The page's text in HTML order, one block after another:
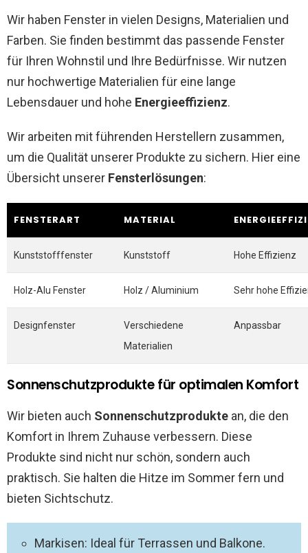
Wir haben Fenster in vielen Designs, Materialien und
Farben. Sie finden bestimmt das passende Fenster
für Ihren Wohnstil und Ihre Bedürfnisse. Wir nutzen
nur hochwertige Materialien für eine lange
Lebensdauer und hohe Energieeffizienz.
Wir arbeiten mit führenden Herstellern zusammen,
um die Qualität unserer Produkte zu sichern. Hier eine
Übersicht unserer Fensterlösungen:
FENSTERART MATERIAL
Kunststofffenster Kunststoff Hohe Effizienz
Holz-Alu Fenster Holz / Aluminium Sehr hohe
Designfenster
Verschiedene
Materialien
Anpassbar
Sonnenschutzprodukte für optimalen Komfort
Wir bieten auch Sonnenschutzprodukte an, die den
Komfort in Ihrem Zuhause verbessern. Diese
Produkte sind nicht nur schön, sondern auch
praktisch. Sie halten die Hitze im Sommer fern und
bieten Sichtschutz.
Markisen: Ideal für Terrassen und Balkone.